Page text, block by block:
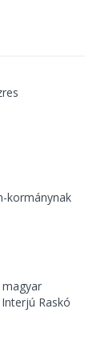
kormánynak
Raskó